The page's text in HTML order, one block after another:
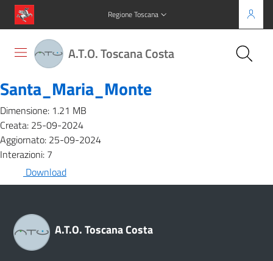
Regione Toscana
A.T.O. Toscana Costa
Santa_Maria_Monte
Dimensione: 1.21 MB
Creata: 25-09-2024
Aggiornato: 25-09-2024
Interazioni: 7
Download
A.T.O. Toscana Costa